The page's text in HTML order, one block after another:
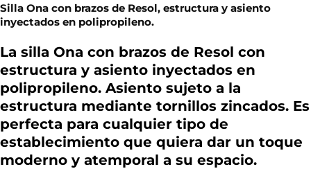
Silla Ona con brazos de Resol, estructura y asiento
inyectados en polipropileno.
La silla Ona con brazos de Resol con
estructura y asiento inyectados en
polipropileno. Asiento sujeto a la
estructura mediante tornillos zincados. Es
perfecta para cualquier tipo de
establecimiento que quiera dar un toque
moderno y atemporal a su espacio.